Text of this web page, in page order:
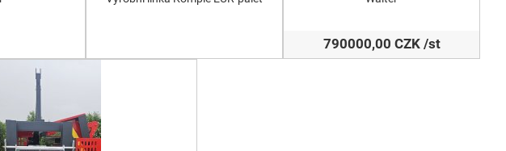
790000,00 CZK /st